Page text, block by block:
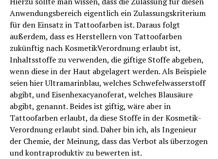
Anwendungsbereich eigentlich ein Zulassungskriterium
für den Einsatz in Tattoofarben ist. Daraus folgt
außerdem, dass es Herstellern von Tattoofarben
zukünftig nach KosmetikVerordnung erlaubt ist,
Inhaltsstoffe zu verwenden, die giftige Stoffe abgeben,
wenn diese in der Haut abgelagert werden. Als Beispiele
seien hier Ultramarinblau, welches Schwefelwasserstoff
abgibt, und Eisenhexacyanoferat, welches Blausäure
abgibt, genannt. Beides ist giftig, wäre aber in
Tattoofarben erlaubt, da diese Stoffe in der Kosmetik-
Verordnung erlaubt sind. Daher bin ich, als Ingenieur
der Chemie, der Meinung, dass das Verbot als überzogen
und kontraproduktiv zu bewerten ist.